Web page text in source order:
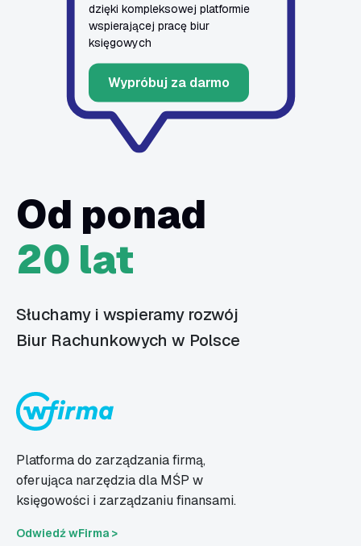
dzięki kompleksowej platformie
wspierającej pracę biur
księgowych
Wypróbuj za darmo
Od ponad
20 lat
Słuchamy i wspieramy rozwój
Biur Rachunkowych w Polsce
Platforma do zarządzania firmą,
oferująca narzędzia dla MŚP w
księgowości i zarządzaniu finansami.
Odwiedź wFirma >